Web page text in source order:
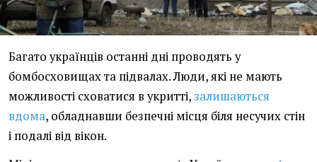
Багато українців останні дні проводять у
бомбосховищах та підвалах. Люди, які не мають
можливості сховатися в укритті,залишаються
вдома, обладнавши безпечні місця біля несучих стін
і подалі від вікон.